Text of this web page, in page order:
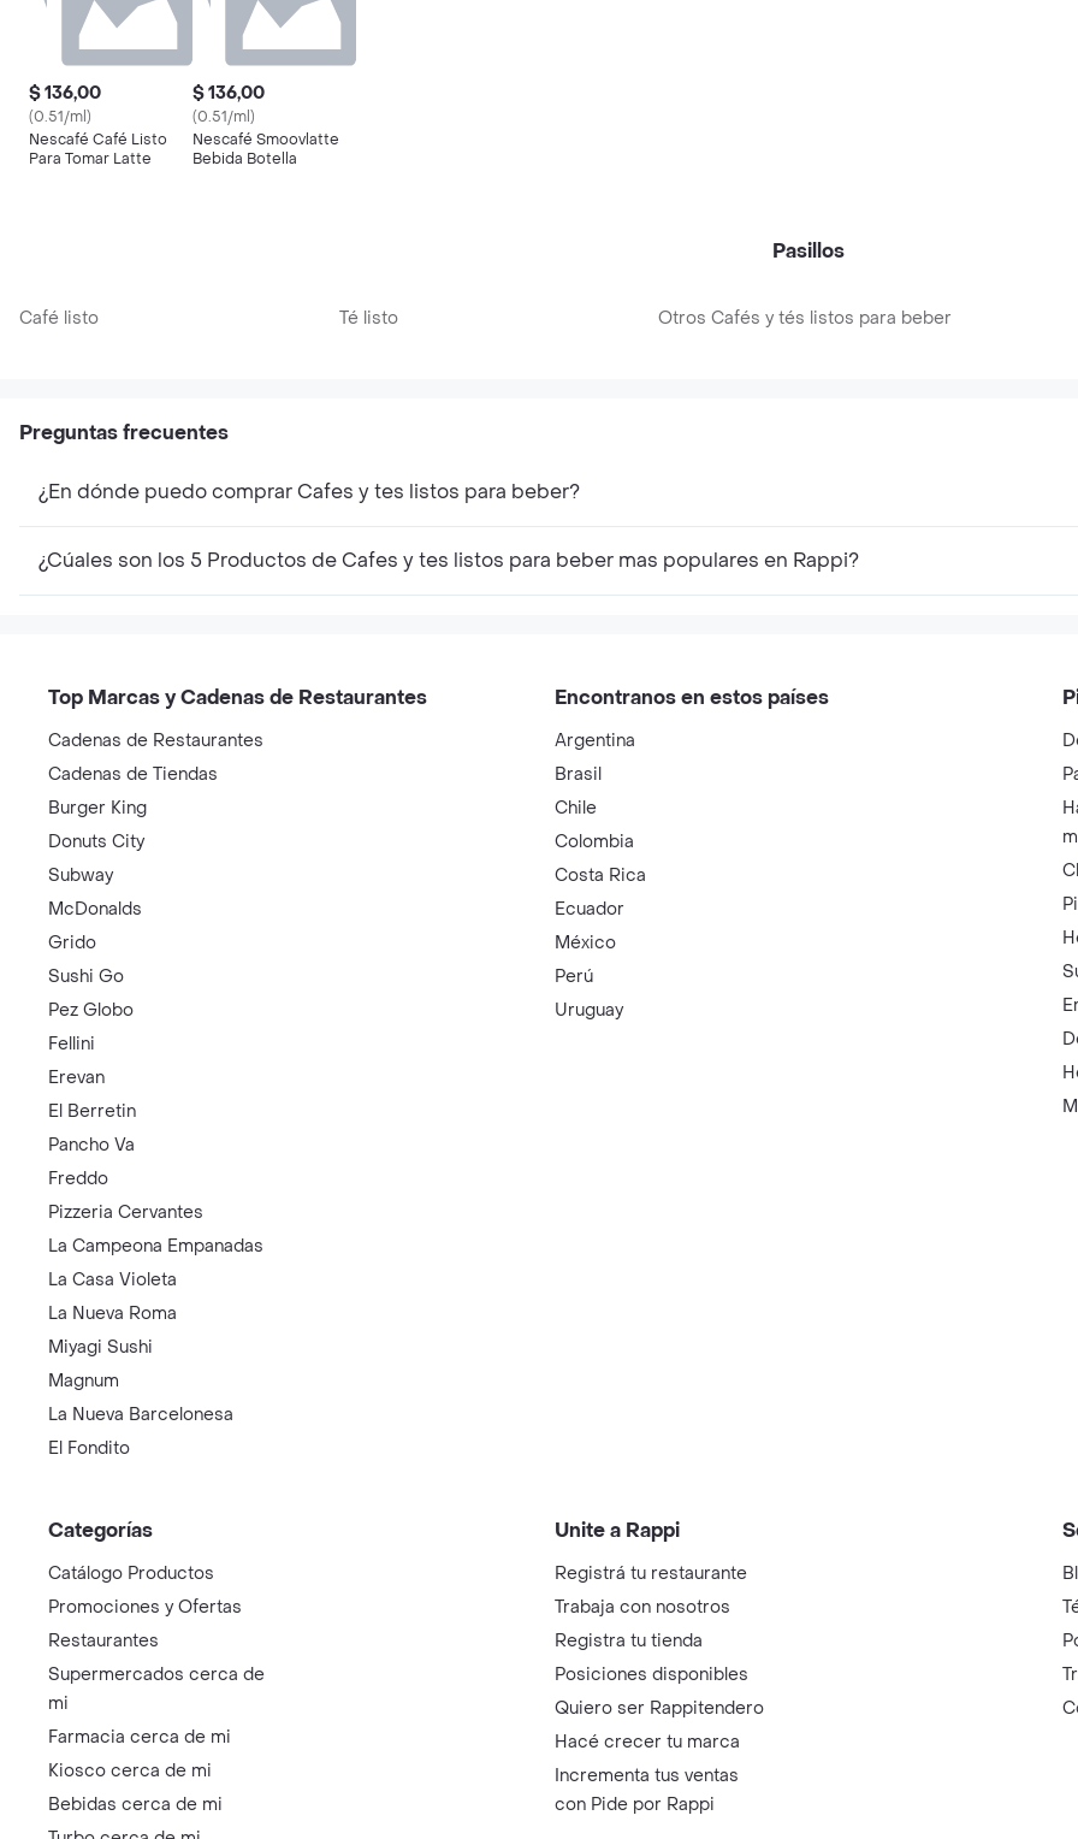
$ 136,00
(0.51/ml)
Nescafé Café Listo
Para Tomar Latte
$ 136,00
(0.51/ml)
Nescafé Smoovlatte
Bebida Botella
Pasillos
Café listo Té listo Otros Cafés y tés listos para beber
Preguntas frecuentes
¿En dónde puedo comprar Cafes y tes listos para beber?
¿Cúales son los 5 Productos de Cafes y tes listos para beber mas populares en Rappi?
Top Marcas y Cadenas de Restaurantes
Cadenas de Restaurantes
Cadenas de Tiendas
Burger King
Donuts City
Subway
McDonalds
Grido
Sushi Go
Pez Globo
Fellini
Erevan
El Berretin
Pancho Va
Freddo
Pizzeria Cervantes
La Campeona Empanadas
La Casa Violeta
La Nueva Roma
Miyagi Sushi
Magnum
La Nueva Barcelonesa
El Fondito
Encontranos en estos países
Argentina
Brasil
Chile
Colombia
Costa Rica
Ecuador
México
Perú
Uruguay
Categorías
Catálogo Productos
Promociones y Ofertas
Restaurantes
Supermercados cerca de
mi
Farmacia cerca de mi
Kiosco cerca de mi
Bebidas cerca de mi
Unite a Rappi
Registrá tu restaurante
Trabaja con nosotros
Registra tu tienda
Posiciones disponibles
Quiero ser Rappitendero
Hacé crecer tu marca
Incrementa tus ventas
con Pide por Rappi